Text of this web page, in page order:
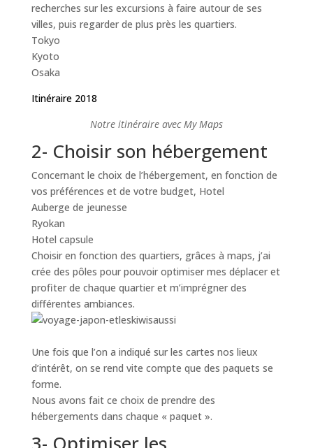
recherches sur les excursions à faire autour de ses
villes, puis regarder de plus près les quartiers.
Tokyo
Kyoto
Osaka
Itinéraire 2018
Notre itinéraire avec My Maps
2- Choisir son hébergement
Concernant le choix de l’hébergement, en fonction de
vos préférences et de votre budget, Hotel
Auberge de jeunesse
Ryokan
Hotel capsule
Choisir en fonction des quartiers, grâces à maps, j’ai
crée des pôles pour pouvoir optimiser mes déplacer et
profiter de chaque quartier et m’imprégner des
différentes ambiances.
Une fois que l’on a indiqué sur les cartes nos lieux
d’intérêt, on se rend vite compte que des paquets se
forme.
Nous avons fait ce choix de prendre des
hébergements dans chaque « paquet ».